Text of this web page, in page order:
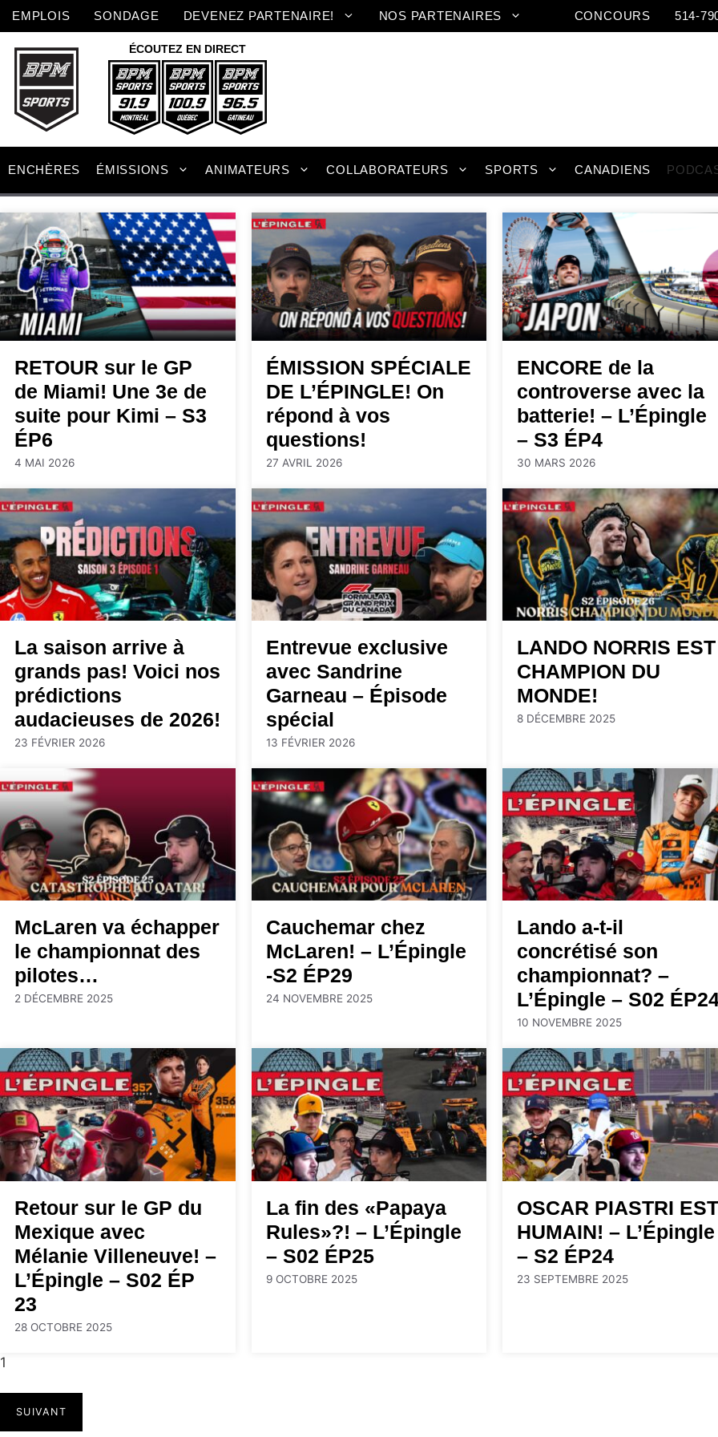
Aller
au
contenu
EMPLOIS SONDAGE DEVENEZ PARTENAIRE! NOS PARTENAIRES CONCOURS 514-
ÉCOUTEZ EN DIRECT
ENCHÈRES ÉMISSIONS ANIMATEURS COLLABORATEURS SPORTS CANADIENS
RETOUR sur le GP
de Miami! Une 3e de
suite pour Kimi – S3
ÉP6
4 MAI 2026
ÉMISSION SPÉCIALE
DE L’ÉPINGLE! On
répond à vos
questions!
27 AVRIL 2026
ENCORE de la
controverse avec la
batterie! – L’Épingle
– S3 ÉP4
30 MARS 2026
La saison arrive à
grands pas! Voici nos
prédictions
audacieuses de 2026!
23 FÉVRIER 2026
Entrevue exclusive
avec Sandrine
Garneau – Épisode
spécial
13 FÉVRIER 2026
LANDO NORRIS EST
CHAMPION DU
MONDE!
8 DÉCEMBRE 2025
McLaren va échapper
le championnat des
pilotes…
2 DÉCEMBRE 2025
Cauchemar chez
McLaren! – L’Épingle
-S2 ÉP29
24 NOVEMBRE 2025
Lando a-t-il
concrétisé son
championnat? –
L’Épingle – S02
10 NOVEMBRE 2025
Retour sur le GP du
Mexique avec
Mélanie Villeneuve! –
L’Épingle – S02 ÉP
23
28 OCTOBRE 2025
La fin des «Papaya
Rules»?! – L’Épingle
– S02 ÉP25
9 OCTOBRE 2025
OSCAR PIASTRI
HUMAIN! – L’Épingle
– S2 ÉP24
23 SEPTEMBRE 2025
1
SUIVANT